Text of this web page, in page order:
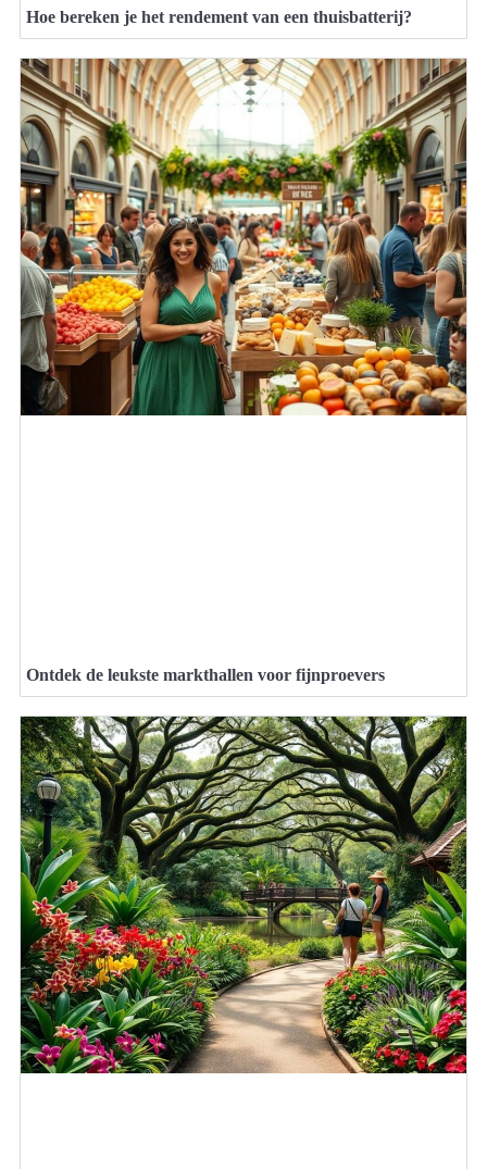
Hoe bereken je het rendement van een thuisbatterij?
Ontdek de leukste markthallen voor fijnproevers